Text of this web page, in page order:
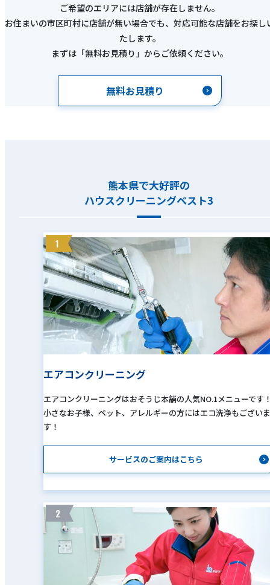
ご希望のエリアには店舗が存在しません。
お住まいの市区町村に店舗が無い場合でも、対応可能な店舗をお探し
たします。
まずは「無料お見積り」からご依頼ください。
無料お見積り
熊本県で大好評の
ハウスクリーニングベスト3
1
エアコンクリーニング
エアコンクリーニングはおそうじ本舗の人気NO.1メニューです
小さなお子様、ペット、アレルギーの方にはエコ洗浄もございま
す！
サービスのご案内はこちら
2